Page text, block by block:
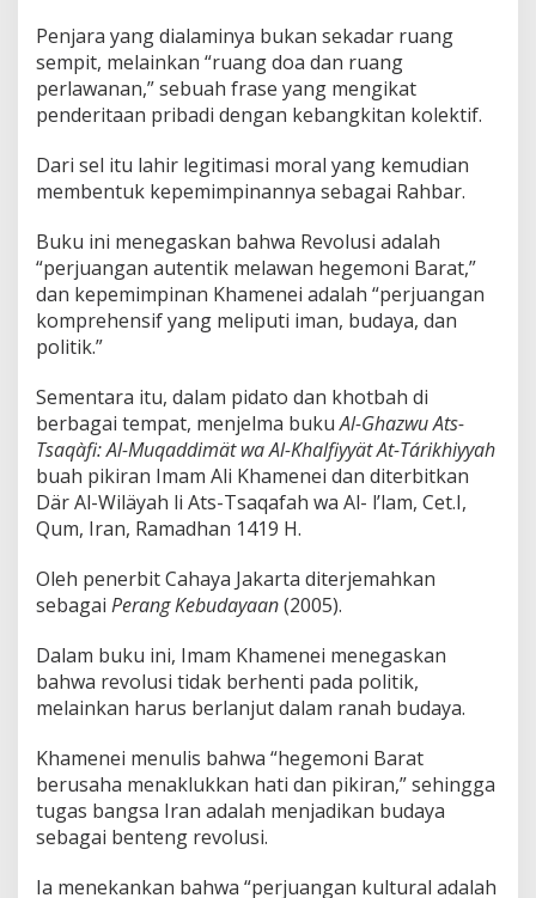
Penjara yang dialaminya bukan sekadar ruang
sempit, melainkan “ruang doa dan ruang
perlawanan,” sebuah frase yang mengikat
penderitaan pribadi dengan kebangkitan kolektif.
Dari sel itu lahir legitimasi moral yang kemudian
membentuk kepemimpinannya sebagai Rahbar.
Buku ini menegaskan bahwa Revolusi adalah
“perjuangan autentik melawan hegemoni Barat,”
dan kepemimpinan Khamenei adalah “perjuangan
komprehensif yang meliputi iman, budaya, dan
politik.”
Sementara itu, dalam pidato dan khotbah di
berbagai tempat, menjelma bukuAl-Ghazwu Ats-
Tsaqàfi: Al-Muqaddimät wa Al-Khalfiyyät At-Tárikhiyyah
buah pikiran Imam Ali Khamenei dan diterbitkan
Där Al-Wiläyah li Ats-Tsaqafah wa Al- l’lam, Cet.I,
Qum, Iran, Ramadhan 1419 H.
Oleh penerbit Cahaya Jakarta diterjemahkan
sebagai Perang Kebudayaan(2005).
Dalam buku ini, Imam Khamenei menegaskan
bahwa revolusi tidak berhenti pada politik,
melainkan harus berlanjut dalam ranah budaya.
Khamenei menulis bahwa “hegemoni Barat
berusaha menaklukkan hati dan pikiran,” sehingga
tugas bangsa Iran adalah menjadikan budaya
sebagai benteng revolusi.
Ia menekankan bahwa “perjuangan kultural adalah